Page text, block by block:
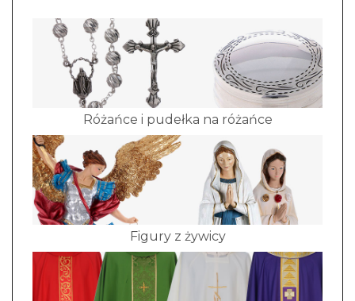
Różańce i pudełka na różańce
Figury z żywicy